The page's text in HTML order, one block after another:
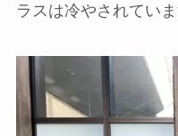
ラスは冷やされていま